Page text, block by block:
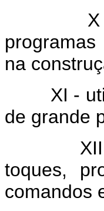
X -
na
XI -
de grande
XII -
toques,
comandos